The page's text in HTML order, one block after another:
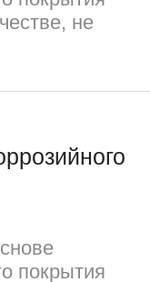
не
покрытия